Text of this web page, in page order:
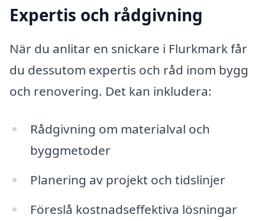
Expertis och rådgivning
När du anlitar en snickare i Flurkmark får
du dessutom expertis och råd inom bygg
och renovering. Det kan inkludera:
Rådgivning om materialval och
byggmetoder
Planering av projekt och tidslinjer
Föreslå kostnadseffektiva lösningar